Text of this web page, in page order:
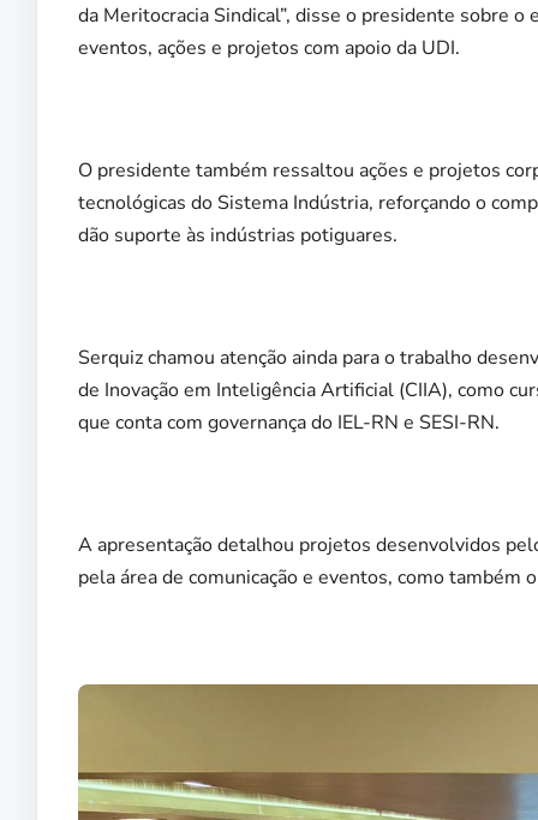
da Meritocracia Sindical”, disse o presidente sobre
eventos, ações e projetos com apoio da UDI.
O presidente também ressaltou ações e projetos
tecnológicas do Sistema Indústria, reforçando o
dão suporte às indústrias potiguares.
Serquiz chamou atenção ainda para o trabalho
de Inovação em Inteligência Artificial (CIIA), como
que conta com governança do IEL-RN e SESI-RN.
A apresentação detalhou projetos desenvolvidos
pela área de comunicação e eventos, como também